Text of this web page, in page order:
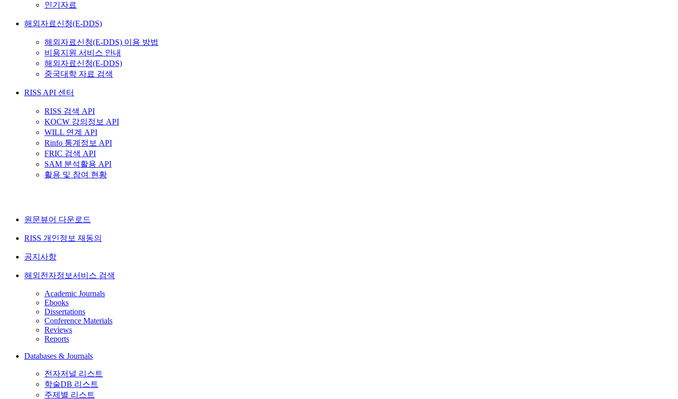
인기자료
해외자료신청(E-DDS)
해외자료신청(E-DDS) 이용 방법
비용지원 서비스 안내
해외자료신청(E-DDS)
중국대학 자료 검색
RISS API 센터
RISS 검색 API
KOCW 강의정보 API
WILL 연계 API
Rinfo 통계정보 API
FRIC 검색 API
SAM 분석활용 API
활용 및 참여 현황
원문뷰어 다운로드
RISS 개인정보 재동의
공지사항
해외전자정보서비스 검색
Academic Journals
Ebooks
Dissertations
Conference Materials
Reviews
Reports
Databases & Journals
전자저널 리스트
학술DB 리스트
주제별 리스트